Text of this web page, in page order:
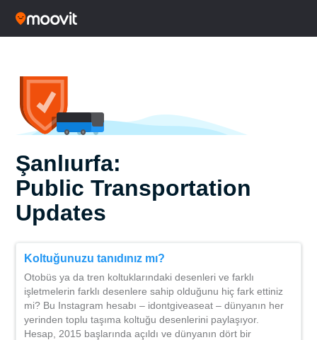
Şanlıurfa:
Public Transportation
Updates
Koltuğunuzu tanıdınız mı?
Otobüs ya da tren koltuklarındaki desenleri ve farklı
işletmelerin farklı desenlere sahip olduğunu hiç fark ettiniz
mi? Bu Instagram hesabı – idontgiveaseat – dünyanın her
yerinden toplu taşıma koltuğu desenlerini paylaşıyor.
Hesap, 2015 başlarında açıldı ve dünyanın dört bir